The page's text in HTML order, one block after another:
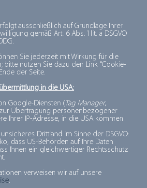
ausschließlich auf Grundlage Ihrer
gemäß Art. 6 Abs. 1 lit. a DSGVO
Sie jederzeit mit Wirkung für die
bitte nutzen Sie dazu den Link "Cookie-
der Seite.
in die USA:
Google-Diensten (Tag Manager,
Übertragung personenbezogener
Ihrer IP-Adresse, in die USA kommen.
Drittland im Sinne der DSGVO:
dass US-Behörden auf Ihre Daten
Ihnen ein gleichwertiger Rechtsschutz
verweisen wir auf unsere
.
Vergrößern